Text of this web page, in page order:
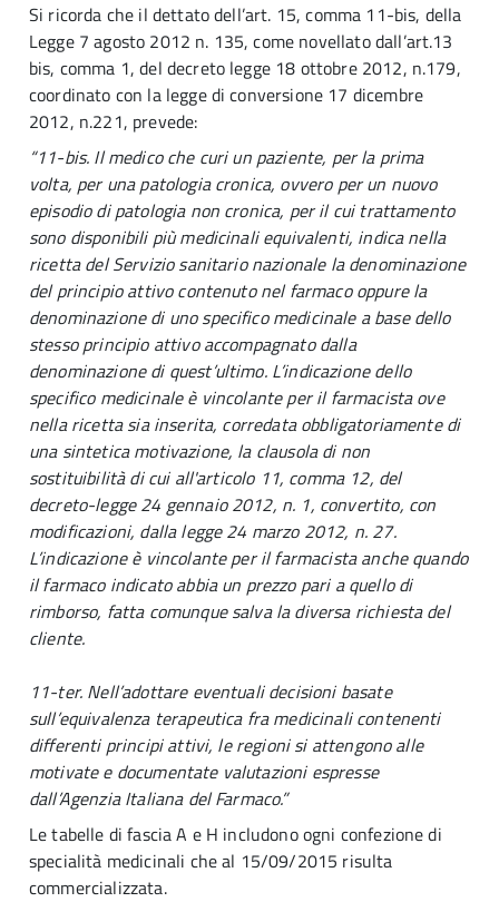
Si ricorda che il dettato dell’art. 15, comma 11-bis, della
Legge 7 agosto 2012 n. 135, come novellato dall’art.13
bis, comma 1, del decreto legge 18 ottobre 2012, n.179,
coordinato con la legge di conversione 17 dicembre
2012, n.221, prevede:
“11-bis. Il medico che curi un paziente, per la prima
volta, per una patologia cronica, ovvero per un nuovo
episodio di patologia non cronica, per il cui trattamento
sono disponibili più medicinali equivalenti, indica nella
ricetta del Servizio sanitario nazionale la denominazione
del principio attivo contenuto nel farmaco oppure la
denominazione di uno specifico medicinale a base dello
stesso principio attivo accompagnato dalla
denominazione di quest’ultimo. L’indicazione dello
specifico medicinale è vincolante per il farmacista ove
nella ricetta sia inserita, corredata obbligatoriamente di
una sintetica motivazione, la clausola di non
sostituibilità di cui all'articolo 11, comma 12, del
decreto-legge 24 gennaio 2012, n. 1, convertito, con
modificazioni, dalla legge 24 marzo 2012, n. 27.
L’indicazione è vincolante per il farmacista anche quando
il farmaco indicato abbia un prezzo pari a quello di
rimborso, fatta comunque salva la diversa richiesta del
cliente.
11-ter. Nell’adottare eventuali decisioni basate
sull’equivalenza terapeutica fra medicinali contenenti
differenti principi attivi, le regioni si attengono alle
motivate e documentate valutazioni espresse
dall’Agenzia Italiana del Farmaco.”
Le tabelle di fascia A e H includono ogni confezione di
specialità medicinali che al 15/09/2015 risulta
commercializzata.